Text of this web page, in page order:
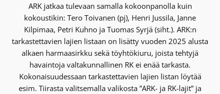
ARK jatkaa tulevaan samalla kokoonpanolla kuin
kokoustikin: Tero Toivanen (pj), Henri Jussila, Janne
Kilpimaa, Petri Kuhno ja Tuomas Syrjä (siht.). ARK:n
tarkastettavien lajien listaan on lisätty vuoden 2025 alusta
alkaen harmaasirkku sekä töyhtökiuru, joista tehtyjä
havaintoja valtakunnallinen RK ei enää tarkasta.
Kokonaisuudessaan tarkastettavien lajien listan löytää
esim. Tiirasta valitsemalla valikosta ”ARK- ja RK-lajit” ja